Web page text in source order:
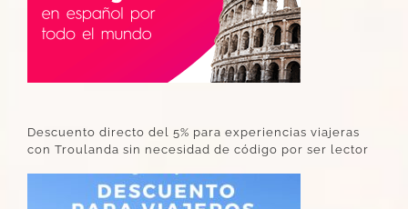
Descuento directo del 5% para experiencias viajeras
con Troulanda sin necesidad de código por ser lector